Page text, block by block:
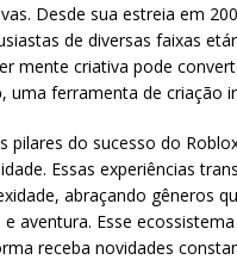
Desde sua estreia em
de diversas faixas
mente criativa pode
, uma ferramenta de criação
pilares do sucesso do
Essas experiências
abraçando gêneros
e aventura. Esse
receba novidades